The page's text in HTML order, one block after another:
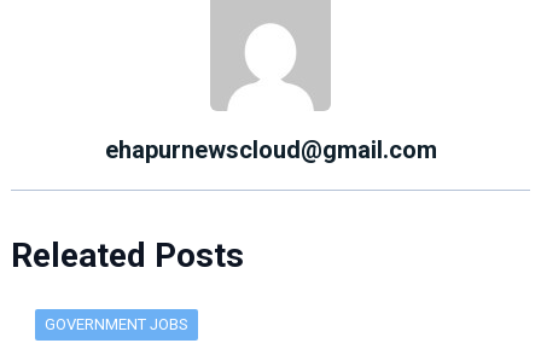
ehapurnewscloud@gmail.com
Releated Posts
GOVERNMENT JOBS